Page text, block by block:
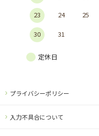
23 24 25
30 31
定休日
プライバシーポリシー
入力不具合について